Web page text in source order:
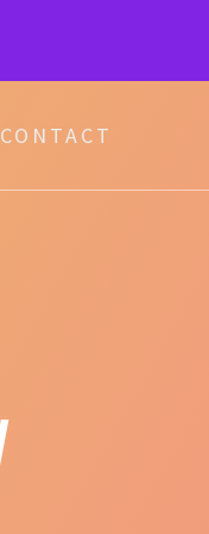
CONTACT